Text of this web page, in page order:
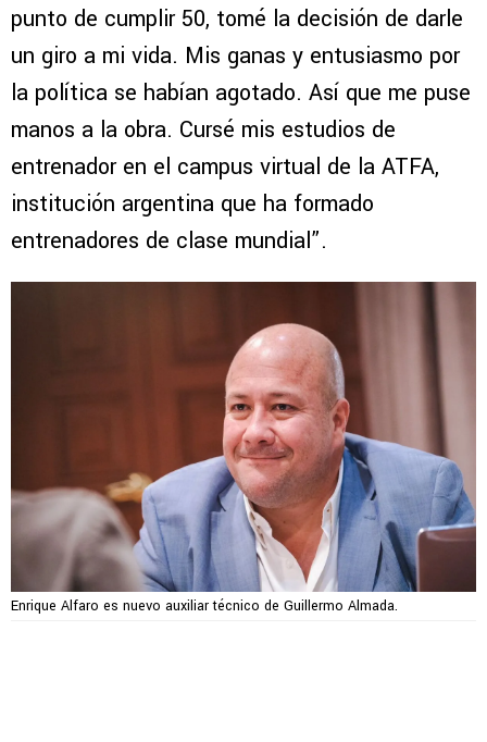
punto de cumplir 50, tomé la decisión de darle
un giro a mi vida. Mis ganas y entusiasmo por
la política se habían agotado. Así que me puse
manos a la obra. Cursé mis estudios de
entrenador en el campus virtual de la ATFA,
institución argentina que ha formado
entrenadores de clase mundial”.
Enrique Alfaro es nuevo auxiliar técnico de Guillermo Almada.